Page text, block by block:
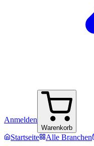
Anmelden
Warenkorb
Startseite Alle Branchen